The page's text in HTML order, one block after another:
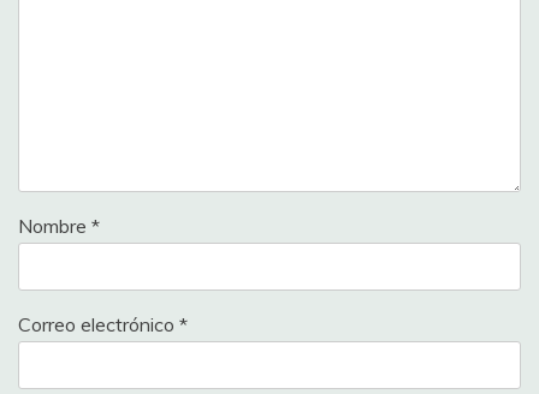
Nombre *
Correo electrónico *